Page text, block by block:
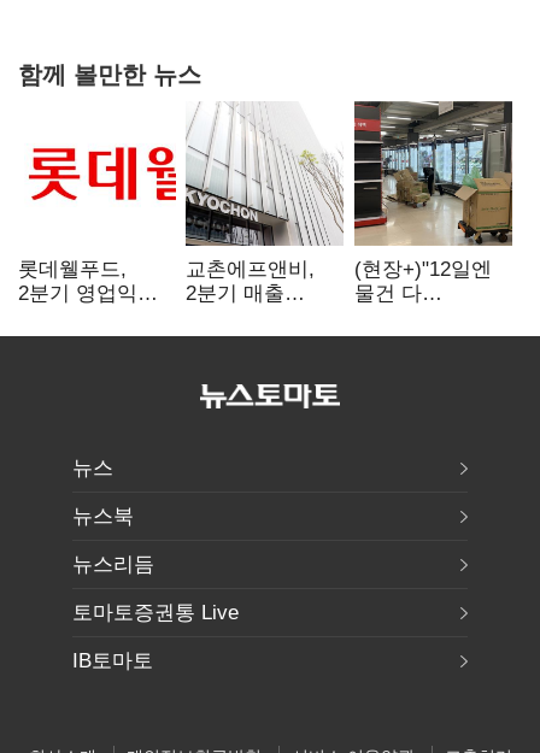
함께 볼만한 뉴스
롯데웰푸드,
2분기 영업익
사업이 실적 견인
교촌에프앤비,
2분기 매출
전년보다 4.9%↑
(현장+)"12일엔
물건 다
매대 채우며 문
뉴스
뉴스북
뉴스리듬
토마토증권통 Live
IB토마토